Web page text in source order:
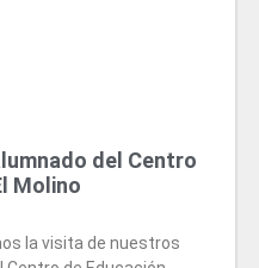
del Centro
Molino
la visita de nuestros